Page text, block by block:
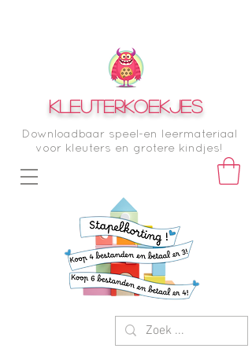
KLEUTERKOEKJES
Downloadbaar speel-en leermateriaal
voor kleuters en grotere kindjes!